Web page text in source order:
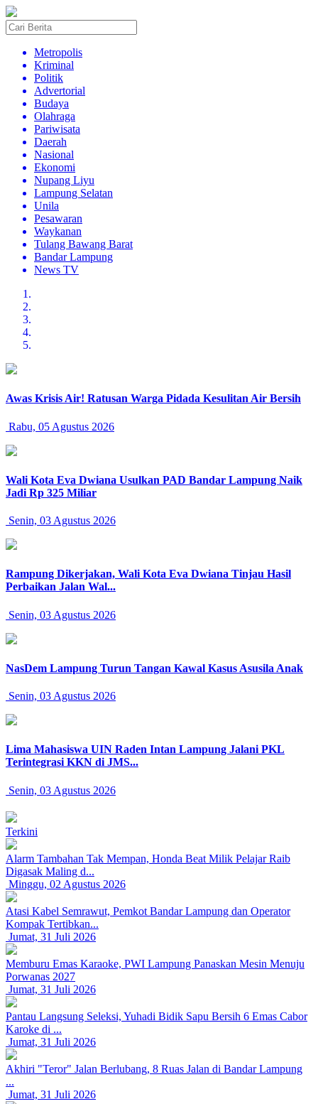
Metropolis
Kriminal
Politik
Advertorial
Budaya
Olahraga
Pariwisata
Daerah
Nasional
Ekonomi
Nupang Liyu
Lampung Selatan
Unila
Pesawaran
Waykanan
Tulang Bawang Barat
Bandar Lampung
News TV
Awas Krisis Air! Ratusan Warga Pidada Kesulitan Air Bersih
Rabu, 05 Agustus 2026
Wali Kota Eva Dwiana Usulkan PAD Bandar Lampung Naik
Jadi Rp 325 Miliar
Senin, 03 Agustus 2026
Rampung Dikerjakan, Wali Kota Eva Dwiana Tinjau Hasil
Perbaikan Jalan Wal...
Senin, 03 Agustus 2026
NasDem Lampung Turun Tangan Kawal Kasus Asusila Anak
Senin, 03 Agustus 2026
Lima Mahasiswa UIN Raden Intan Lampung Jalani PKL
Terintegrasi KKN di JMS...
Senin, 03 Agustus 2026
Terkini
Alarm Tambahan Tak Mempan, Honda Beat Milik Pelajar Raib
Digasak Maling d...
Minggu, 02 Agustus 2026
Atasi Kabel Semrawut, Pemkot Bandar Lampung dan Operator
Kompak Tertibkan...
Jumat, 31 Juli 2026
Memburu Emas Karaoke, PWI Lampung Panaskan Mesin Menuju
Porwanas 2027
Jumat, 31 Juli 2026
Pantau Langsung Seleksi, Yuhadi Bidik Sapu Bersih 6 Emas Cabor
Karoke di ...
Jumat, 31 Juli 2026
Akhiri "Teror" Jalan Berlubang, 8 Ruas Jalan di Bandar Lampung
...
Jumat, 31 Juli 2026